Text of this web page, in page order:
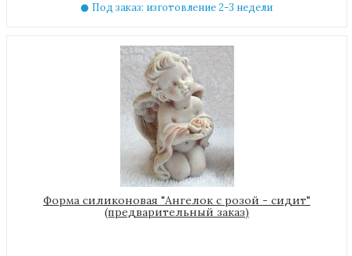
Под заказ: изготовление 2-3 недели
Форма силиконовая "Ангелок с розой - сидит"
(предварительный заказ)